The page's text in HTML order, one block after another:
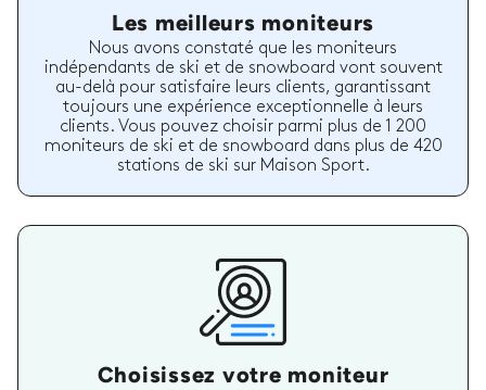
Les meilleurs moniteurs
Nous avons constaté que les moniteurs
indépendants de ski et de snowboard vont souvent
au-delà pour satisfaire leurs clients, garantissant
toujours une expérience exceptionnelle à leurs
clients. Vous pouvez choisir parmi plus de 1 200
moniteurs de ski et de snowboard dans plus de 420
stations de ski sur Maison Sport.
Choisissez votre moniteur